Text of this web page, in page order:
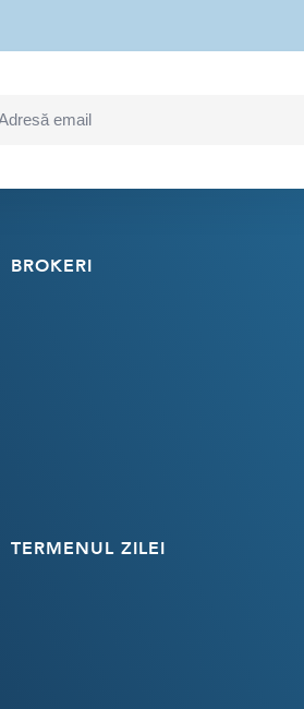
BROKERI
TERMENUL ZILEI